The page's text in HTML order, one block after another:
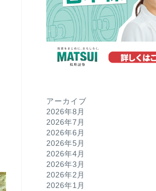
アーカイブ
2026年8月
2026年7月
2026年6月
2026年5月
2026年4月
2026年3月
2026年2月
2026年1月